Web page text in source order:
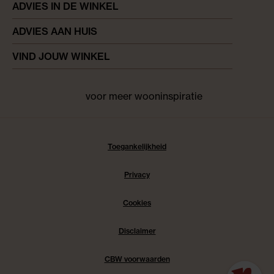
ADVIES IN DE WINKEL
ADVIES AAN HUIS
VIND JOUW WINKEL
voor meer wooninspiratie
Toegankelijkheid
Privacy
Cookies
Disclaimer
CBW voorwaarden